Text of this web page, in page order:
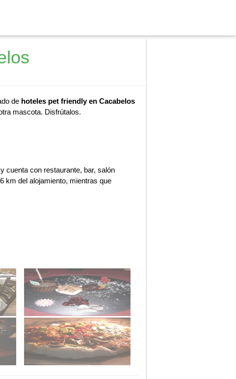
de hoteles pet friendly en Cacabelos
mascota. Disfrútalos.
cuenta con restaurante, bar, salón
km del alojamiento, mientras que